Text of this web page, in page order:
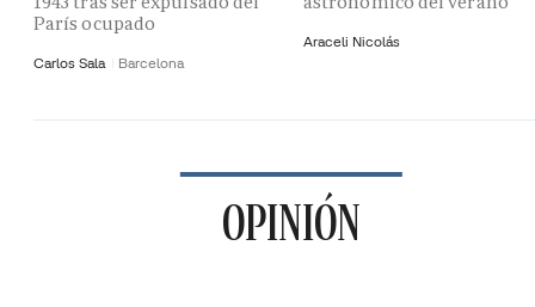
París ocupado
Carlos Sala Barcelona
Araceli Nicolás
OPINIÓN